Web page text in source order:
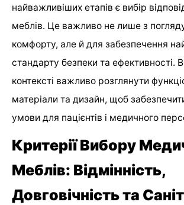
найважливіших етапів є вибір
меблів. Це важливо не лише з
комфорту, але й для забезпечення
стандарту безпеки та ефективності.
контексті важливо розглянути
матеріали та дизайн, щоб
умови для пацієнтів і медичного
Критерії Вибору
Меблів: Відмінність,
Довговічність та